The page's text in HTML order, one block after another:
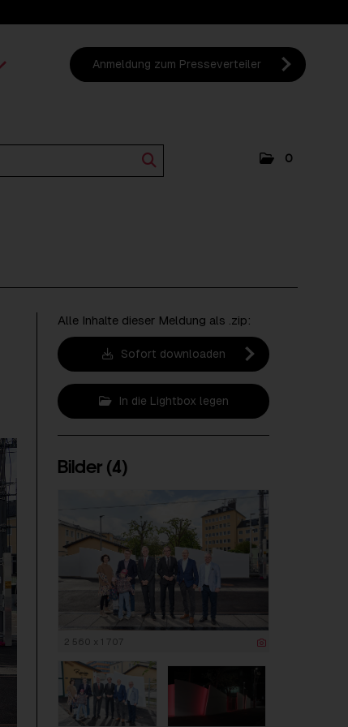
Anmeldung zum Presseverteiler
0
Alle Inhalte dieser Meldung als .zip:
Sofort downloaden
In die Lightbox legen
Bilder (4)
2 560 x 1 707